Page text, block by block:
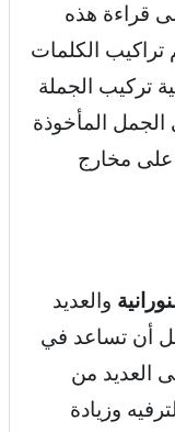
قراءة هذه
تراكيب الكلمات
تركيب الجملة
الجمل المأخوذة
على مخارج
والعديد
أن تساعد في
العديد من
وزيادة